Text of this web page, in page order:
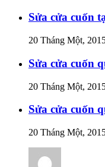
Sửa cửa cuốn
20 Tháng Một,
Sửa cửa cuốn
20 Tháng Một,
Sửa cửa cuốn
20 Tháng Một,